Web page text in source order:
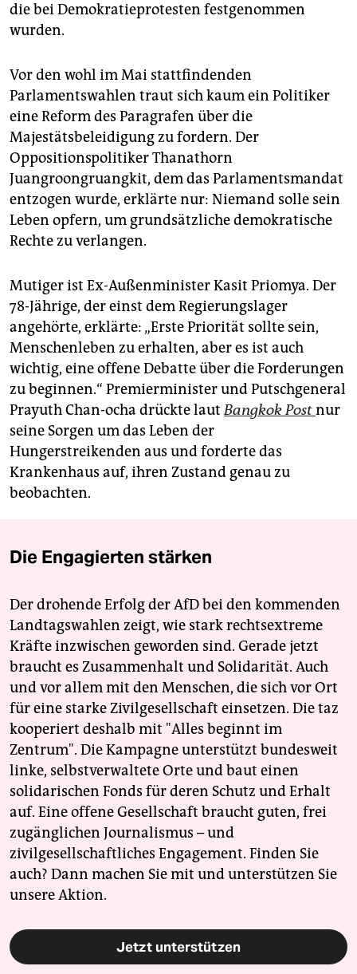
die bei Demokratieprotesten festgenommen
wurden.
Vor den wohl im Mai stattfindenden
Parlamentswahlen traut sich kaum ein Politiker
eine Reform des Paragrafen über die
Majestätsbeleidigung zu fordern. Der
Oppositionspolitiker Thanathorn
Juangroongruangkit, dem das Parlamentsmandat
entzogen wurde, erklärte nur: Niemand solle sein
Leben opfern, um grundsätzliche demokratische
Rechte zu verlangen.
Mutiger ist Ex-Außenminister Kasit Priomya. Der
78-Jährige, der einst dem Regierungslager
angehörte, erklärte: „Erste Priorität sollte sein,
Menschenleben zu erhalten, aber es ist auch
wichtig, eine offene Debatte über die Forderungen
zu beginnen.“ Premierminister und Putschgeneral
Prayuth Chan-ocha drückte lautBangkok Postnur
seine Sorgen um das Leben der
Hungerstreikenden aus und forderte das
Krankenhaus auf, ihren Zustand genau zu
beobachten.
Die Engagierten stärken
Der drohende Erfolg der AfD bei den kommenden
Landtagswahlen zeigt, wie stark rechtsextreme
Kräfte inzwischen geworden sind. Gerade jetzt
braucht es Zusammenhalt und Solidarität. Auch
und vor allem mit den Menschen, die sich vor Ort
für eine starke Zivilgesellschaft einsetzen. Die taz
kooperiert deshalb mit "Alles beginnt im
Zentrum". Die Kampagne unterstützt bundesweit
linke, selbstverwaltete Orte und baut einen
solidarischen Fonds für deren Schutz und Erhalt
auf. Eine offene Gesellschaft braucht guten, frei
zugänglichen Journalismus – und
zivilgesellschaftliches Engagement. Finden Sie
auch? Dann machen Sie mit und unterstützen Sie
unsere Aktion.
Jetzt unterstützen